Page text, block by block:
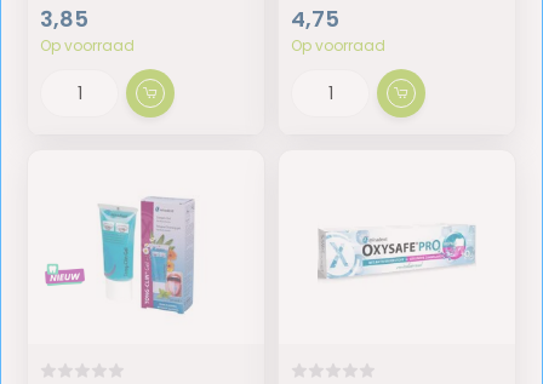
3,85
Op voorraad
4,75
Op voorraad